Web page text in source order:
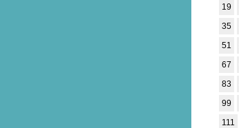
19
35
51
67
83
99
111